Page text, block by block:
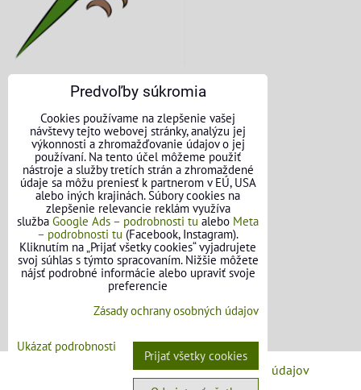
KONTAKTNÉ ÚDAJE
O nás
Kontakt
Požičovňa náradia
Názory našich zákazníkov
Mapa stránok
SLEDUJTE NÁS
Facebook
Zásady ochrany osobných údajov
Predvoľby súkromia
Cookies používame na zlepšenie vašej
návštevy tejto webovej stránky, analýzu jej
výkonnosti a zhromažďovanie údajov o jej
používaní. Na tento účel môžeme použiť
nástroje a služby tretích strán a zhromaždené
údaje sa môžu preniesť k partnerom v EÚ, USA
alebo iných krajinách. Súbory cookies na
zlepšenie relevancie reklám využíva
služba Google Ads – podrobnosti tu alebo Meta
– podrobnosti tu (Facebook, Instagram).
Kliknutím na „Prijať všetky cookies“ vyjadrujete
svoj súhlas s týmto spracovaním. Nižšie môžete
nájsť podrobné informácie alebo upraviť svoje
preferencie
Zásady ochrany osobných údajov
Ukázať podrobnosti
Prijať všetky cookies